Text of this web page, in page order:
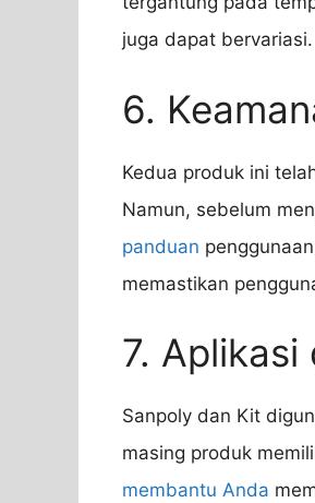
juga dapat bervariasi.
6.
Kedua produk ini
Namun, sebelum
panduan
memastikan
7.
Sanpoly dan Kit
masing produk
membantu Anda